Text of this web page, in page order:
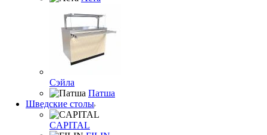
Сэйла
Патша
Шведские столы
CAPITAL